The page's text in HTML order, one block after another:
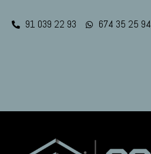
91 039 22 93 674 35 25 94